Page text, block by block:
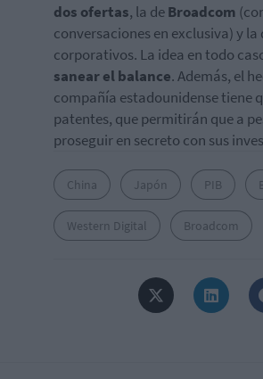
dos ofertas, la deBroadcom
conversaciones en exclusiva) y la
corporativos. La idea en todo
sanear el balance. Además, el
compañía estadounidense tiene
patentes, que permitirán que a
proseguir en secreto con sus
China Japón PIB
Western Digital Broadcom